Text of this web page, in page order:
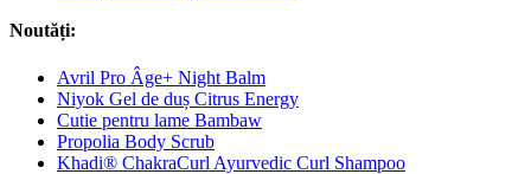
Noutăți:
Avril Pro Âge+ Night Balm
Niyok Gel de duș Citrus Energy
Cutie pentru lame Bambaw
Propolia Body Scrub
Khadi® ChakraCurl Ayurvedic Curl Shampoo